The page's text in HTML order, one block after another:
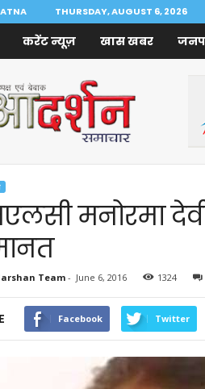
THURSDAY, AUGUST 6, 2026
करेंट न्यूज़ खास खबर
मनोरमा
Team- June 6, 2016 1324
Facebook Twitter